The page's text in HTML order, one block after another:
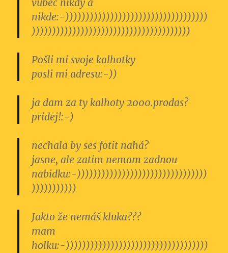
vubec nikdy a
nikde:-)))))))))))))­))))))))))))))))))))))
))­))))))))))))))))))))))))­)))))))))))))
Pošli mi svoje kalhotky
posli mi adresu:-))
ja dam za ty kalhoty 2000.prodas?
pridej!:-)
nechala by ses fotit nahá?
jasne, ale zatim nemam zadnou
nabidku:-)))))))))))))­)))))))))))))))))))
)))))­))))))
Jakto že nemáš kluka???
mam
holku:-)))))))))))))­))))))))))))))))))))))